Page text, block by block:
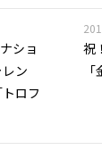
ショ
ン
ロフ
祝